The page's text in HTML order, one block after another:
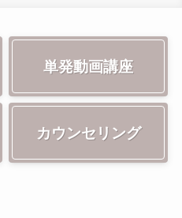
単発動画講座
カウンセリング